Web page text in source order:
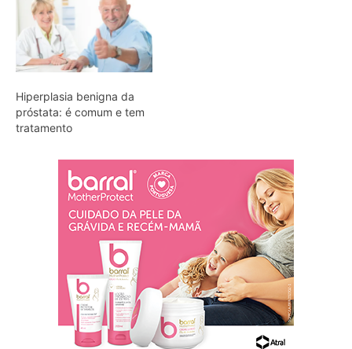
Hiperplasia benigna da
próstata: é comum e tem
tratamento